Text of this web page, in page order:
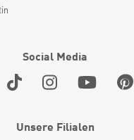
Social Media
Unsere Filialen